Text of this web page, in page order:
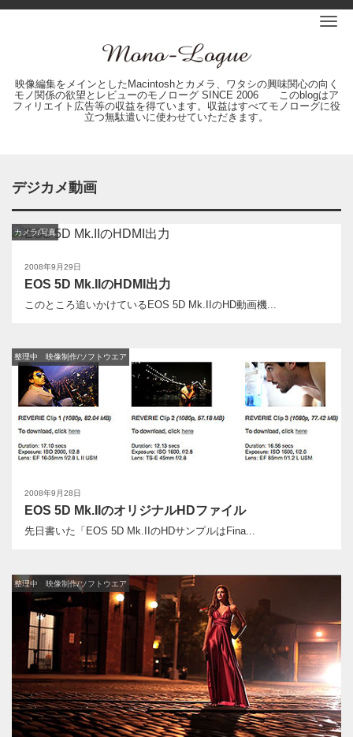
映像編集をメインとしたMacintoshとカメラ、ワタシの興味関心の向く
モノ関係の欲望とレビューのモノローグ SINCE 2006 このblogはア
フィリエイト広告等の収益を得ています。収益はすべてモノローグに役
立つ無駄遣いに使わせていただきます。
デジカメ動画
2008年9月29日
カメラ/写真
EOS 5D Mk.IIのHDMI出力
このところ追いかけているEOS 5D Mk.IIのHD動画機...
2008年9月28日
整理中 映像制作/ソフトウエア
EOS 5D Mk.IIのオリジナルHDファイル
先日書いた「EOS 5D Mk.IIのHDサンプルはFina...
整理中 映像制作/ソフトウエア